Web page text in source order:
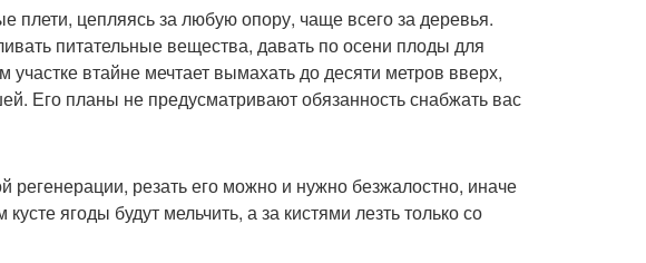
Зефирные рецепты Пошаговый процесс
плети, цепляясь за любую опору, чаще всего за деревья.
питательные вещества, давать по осени плоды для
втайне мечтает вымахать до десяти метров вверх,
Его планы не предусматривают обязанность снабжать вас
регенерации, резать его можно и нужно безжалостно, иначе
ягоды будут мельчить, а за кистями лезть только со